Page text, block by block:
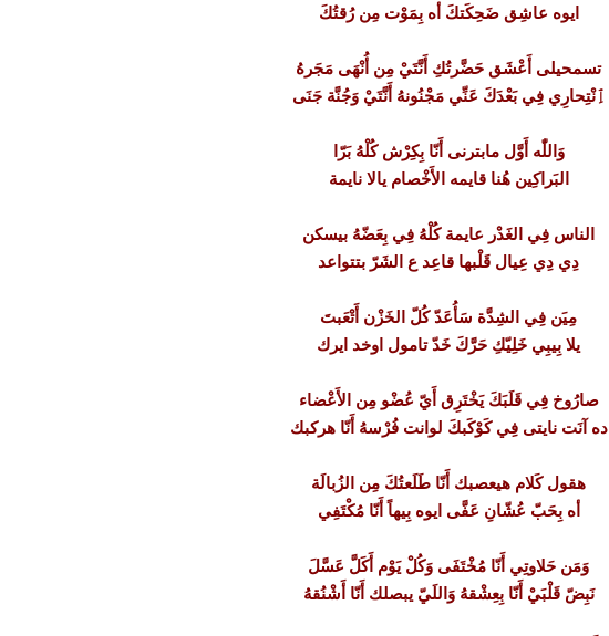
ايوه عاشِق ضَحِكَتكَ أه بِمَوْت مِن رُقتُكَ
تسمحيلى أَعْشَق حَضَّرتُكِ أَنَّتَيْ مِن أُنْهَى مَجَرهُ
ٱِنْتِحارِي فِي بَعْدَكَ عَنِّي مَجْنُونهُ أَنَّتَيْ وَجُنَّة جَنَى
وَاللّٰه أَوَّل مابترنى أَنّا بِكِرْش كُلْهُ بَرّا
البَراكِين هُنا قايمه الأَخْصام يالا نايمة
الناس فِي الغَدْر عايمة كُلْهُ فِي بِعَضّهُ بيسكن
دِي دِي عِيال قَلْبها قاعِد ع الشَرّ بتتواعد
مِيَن فِي الشِدَّة سَأُعَدّ كُلّ الخَزْن أَتْعَبتَ
يلا بِيبِي خَلِيّكِ حَرَّكَ خَدّ تامول اوخد ايرك
صارُوخ فِي قَلَبَكَ يَخْتَرِق أَيّ عُضْو مِن الأَعْضاء
ده آنَت نايتى فِي كَوْكَبكَ لوانت فُرْسهُ أَنّا هركبك
هقول كَلام هيعصبك أَنّا طَلَعتُكَ مِن الزُبالَة
أه بِحَبّ عُشّانِ عَفَّى ايوه بِيهاً أَنّا مُكْتَفِي
وَمَن حَلاوتِي أَنّا مُخْتَفَى وَكُلْ يَوْم أَكَلَّ عَسَّلَ
نَبِضّ قَلْبَيْ أَنّا بِعِشْقهُ وَاللَيّ يبصلك أَنّا أَشْنُقهُ